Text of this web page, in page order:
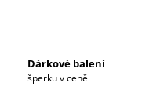
Dárkové balení
šperku v ceně